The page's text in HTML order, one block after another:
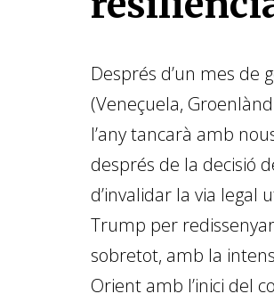
Després d’un mes de
(Veneçuela,
l’any tancarà amb
després de la decisió
d’invalidar la via legal
Trump per
sobretot, amb la
Orient amb l’inici del